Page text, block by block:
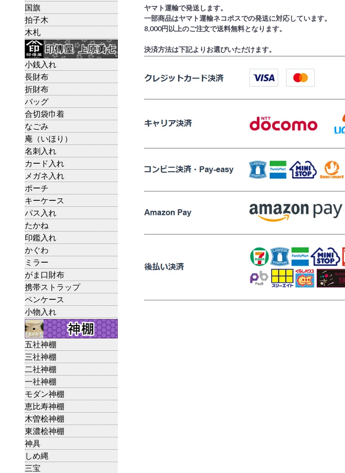
国旗
拍子木
木札
小銭入れ
長財布
折財布
バッグ
合切袋巾着
なごみ
庵（いほり）
名刺入れ
カード入れ
メガネ入れ
ポーチ
キーケース
パス入れ
たかね
印鑑入れ
かぐわ
ミラー
がま口財布
携帯ストラップ
ペンケース
小物入れ
五社神棚
三社神棚
二社神棚
一社神棚
モダン神棚
恵比寿神棚
木曽桧神棚
東濃桧神棚
神具
しめ縄
三宝
ヤマト運輸で発送します。
一部商品はヤマト運輸ネコポスでの発送に対応しています。
8,000円以上のご注文で送料無料となります。
決済方法は下記よりお選びいただけます。